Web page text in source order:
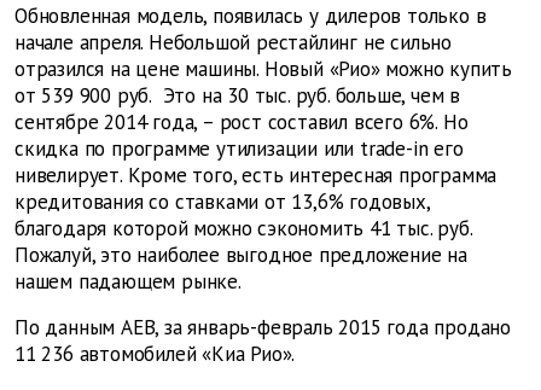
Обновленная модель, появилась у дилеров только в
начале апреля. Небольшой рестайлинг не сильно
отразился на цене машины. Новый «Рио» можно купить
от 539 900 руб. Это на 30 тыс. руб. больше, чем в
сентябре 2014 года, – рост составил всего 6%. Но
скидка по программе утилизации или trade-in его
нивелирует. Кроме того, есть интересная программа
кредитования со ставками от 13,6% годовых,
благодаря которой можно сэкономить 41 тыс. руб.
Пожалуй, это наиболее выгодное предложение на
нашем падающем рынке.
По данным AEB, за январь-февраль 2015 года продано
11 236 автомобилей «Киа Рио».